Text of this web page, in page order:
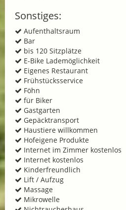
Sonstiges:
Aufenthaltsraum
Bar
bis 120 Sitzplätze
E-Bike Lademöglichkeit
Eigenes Restaurant
Frühstücksservice
Föhn
für Biker
Gastgarten
Gepäcktransport
Haustiere willkommen
Hofeigene Produkte
Internet im Zimmer kostenlos
Internet kostenlos
Kinderfreundlich
Lift / Aufzug
Massage
Mikrowelle